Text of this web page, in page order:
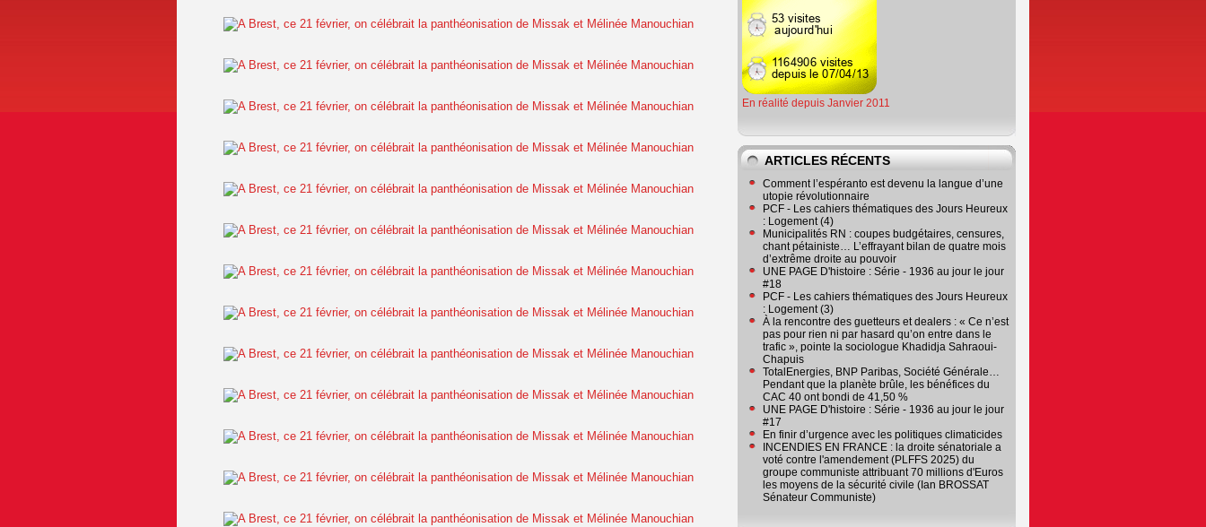
En réalité depuis Janvier 2011
ARTICLES RÉCENTS
Comment l’espéranto est devenu la langue d’une
utopie révolutionnaire
PCF - Les cahiers thématiques des Jours Heureux
: Logement (4)
Municipalités RN : coupes budgétaires, censures,
chant pétainiste… L’effrayant bilan de quatre mois
d’extrême droite au pouvoir
UNE PAGE D'histoire : Série - 1936 au jour le jour
#18
PCF - Les cahiers thématiques des Jours Heureux
: Logement (3)
À la rencontre des guetteurs et dealers : « Ce n’est
pas pour rien ni par hasard qu’on entre dans le
trafic », pointe la sociologue Khadidja Sahraoui-
Chapuis
TotalEnergies, BNP Paribas, Société Générale…
Pendant que la planète brûle, les bénéfices du
CAC 40 ont bondi de 41,50 %
UNE PAGE D'histoire : Série - 1936 au jour le jour
#17
En finir d’urgence avec les politiques climaticides
INCENDIES EN FRANCE : la droite sénatoriale a
voté contre l'amendement (PLFFS 2025) du
groupe communiste attribuant 70 millions d'Euros
les moyens de la sécurité civile (Ian BROSSAT
Sénateur Communiste)